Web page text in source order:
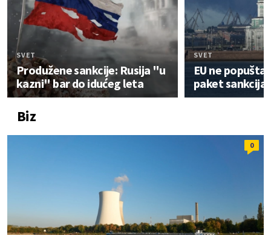
SVET
Produžene sankcije: Rusija "u
kazni" bar do idućeg leta
SVET
EU ne
paket sankcija
Biz
0